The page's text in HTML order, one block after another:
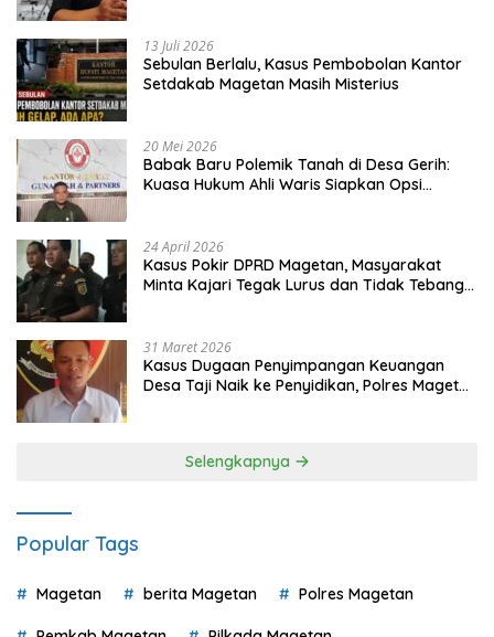
13 Juli 2026
Sebulan Berlalu, Kasus Pembobolan Kantor
Setdakab Magetan Masih Misterius
20 Mei 2026
Babak Baru Polemik Tanah di Desa Gerih:
Kuasa Hukum Ahli Waris Siapkan Opsi
24 April 2026
Kasus Pokir DPRD Magetan, Masyarakat
Minta Kajari Tegak Lurus dan Tidak Tebang
31 Maret 2026
Kasus Dugaan Penyimpangan Keuangan
Desa Taji Naik ke Penyidikan, Polres Magetan
Selengkapnya
Popular Tags
Magetan berita Magetan Polres Magetan